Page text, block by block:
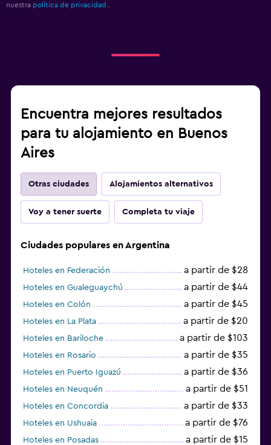
nuestra política de privacidad.
Encuentra mejores resultados
para tu alojamiento en Buenos
Aires
Otras ciudades Alojamientos alternativos
Voy a tener suerte Completa tu viaje
Ciudades populares en Argentina
Hoteles en Federación a partir de $28
Hoteles en Gualeguaychú a partir de $44
Hoteles en Colón a partir de $45
Hoteles en La Plata a partir de $20
Hoteles en Bariloche a partir de $103
Hoteles en Rosario a partir de $35
Hoteles en Puerto Iguazú a partir de $36
Hoteles en Neuquén a partir de $51
Hoteles en Concordia a partir de $33
Hoteles en Ushuaia a partir de $76
Hoteles en Posadas a partir de $15